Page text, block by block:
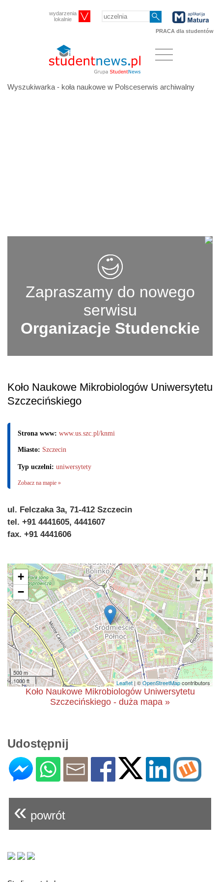
wydarzenia
lokalnie
PRACA dla studentów
Wyszukiwarka - koła naukowe w Polsceserwis archiwalny
Zapraszamy do nowego
serwisu
Organizacje Studenckie
Koło Naukowe Mikrobiologów Uniwersytetu
Szczecińskiego
Strona www: www.us.szc.pl/knmi
Miasto: Szczecin
Typ uczelni: uniwersytety
Zobacz na mapie »
ul. Felczaka 3a, 71-412 Szczecin
tel. +91 4441605, 4441607
fax. +91 4441606
+
−
500 m
1000 ft
Leaflet| ©OpenStreetMapcontributors
Koło Naukowe Mikrobiologów Uniwersytetu
Szczecińskiego - duża mapa »
Udostępnij
« powrót